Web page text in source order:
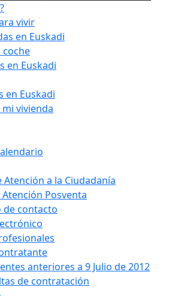
vivir
en Euskadi
coche
en Euskadi
en Euskadi
vivienda
Atención a la Ciudadanía
Posventa
de contacto
anteriores a 9 Julio de 2012
de contratación